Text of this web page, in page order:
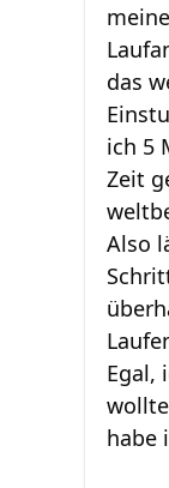
das
ich 5
Zeit
Also
Egal,
habe